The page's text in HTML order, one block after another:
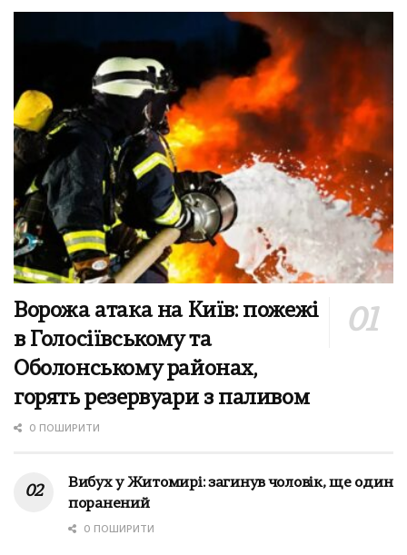
Ворожа атака на Київ: пожежі
в Голосіївському та
Оболонському районах,
горять резервуари з паливом
0 ПОШИРИТИ
Вибух у Житомирі: загинув чоловік, ще один
поранений
0 ПОШИРИТИ